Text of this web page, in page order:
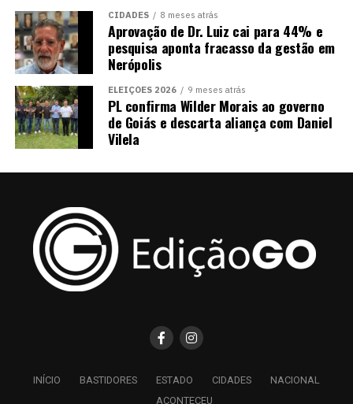
CIDADES 8 meses atrás
Aprovação de Dr. Luiz cai para 44% e
pesquisa aponta fracasso da gestão em
Nerópolis
ELEIÇÕES 2026 9 meses atrás
PL confirma Wilder Morais ao governo
de Goiás e descarta aliança com Daniel
Vilela
INÍCIO BASTIDORES ESTADO CIDADES
NACIONAL
ACONTECEU